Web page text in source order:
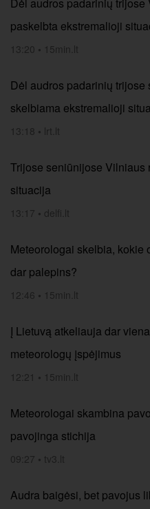
paskelbta ekstremalioji
13:20 • 15min.lt
Dėl audros padarinių
skelbiama ekstremalioji
13:18 • lrt.lt
Trijose seniūnijose Vilniaus
situacija
13:17 • delfi.lt
Meteorologai skelbia, kokie
dar palepins?
12:46 • 15min.lt
Į Lietuvą atkeliauja dar
meteorologų įspėjimus
12:21 • 15min.lt
Meteorologai skambina
pavojinga stichija
09:27 • tv3.lt
Audra baigėsi, bet pavojus